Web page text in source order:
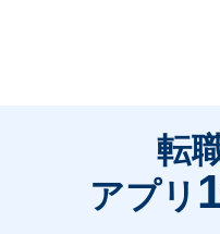
転
アプリ